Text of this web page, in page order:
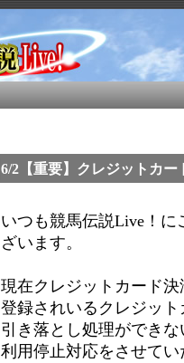
6/2【重要】クレジットカ
いつも競馬伝説Live！
ざいます。
現在クレジットカード
登録されいるクレジッ
引き落とし処理ができ
利用停止対応をさせて